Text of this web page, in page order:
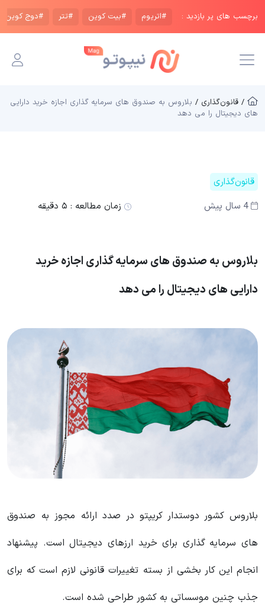
برچسب های پر بازدید : #اتریوم #بیت کوین #تتر #دوج کوین
/ قانون‌گذاری / بلاروس به صندوق های سرمایه گذاری اجازه خرید دارایی
های دیجیتال را می دهد
قانون‌گذاری
4 سال پیش
زمان مطالعه : ۵ دقیقه
بلاروس به صندوق های سرمایه گذاری اجازه خرید
دارایی های دیجیتال را می دهد
بلاروس کشور دوستدار کریپتو در صدد ارائه مجوز به صندوق
های سرمایه گذاری برای خرید ارزهای دیجیتال است. پیشنهاد
انجام این کار بخشی از بسته تغییرات قانونی لازم است که برای
جذب چنین موسساتی به کشور طراحی شده است.